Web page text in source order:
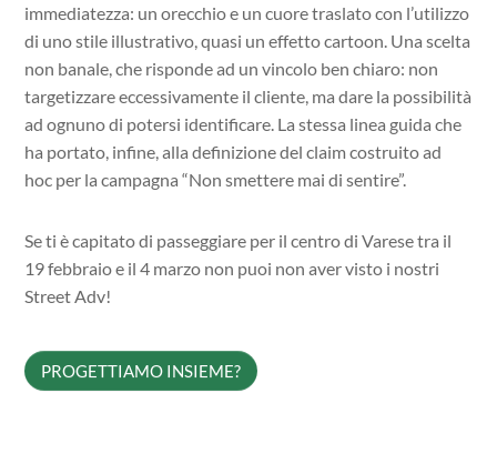
immediatezza: un orecchio e un cuore traslato con l’utilizzo
di uno stile illustrativo, quasi un effetto cartoon. Una scelta
non banale, che risponde ad un vincolo ben chiaro: non
targetizzare eccessivamente il cliente, ma dare la possibilità
ad ognuno di potersi identificare. La stessa linea guida che
ha portato, infine, alla definizione del claim costruito ad
hoc per la campagna “Non smettere mai di sentire”.
Se ti è capitato di passeggiare per il centro di Varese tra il
19 febbraio e il 4 marzo non puoi non aver visto i nostri
Street Adv!
PROGETTIAMO INSIEME?